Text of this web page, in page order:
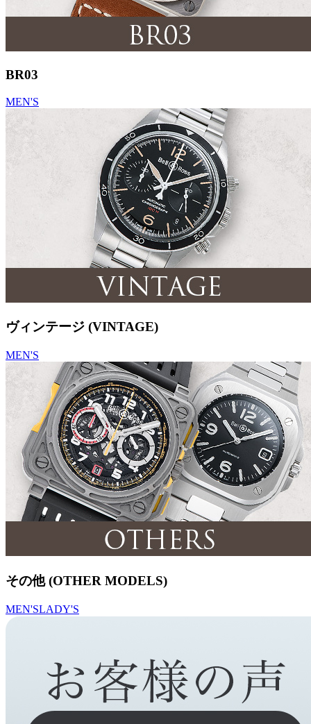
BR03
MEN'S
ヴィンテージ (VINTAGE)
MEN'S
その他 (OTHER MODELS)
MEN'SLADY'S